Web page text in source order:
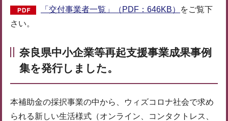
「交付事業者一覧」（PDF：646KB）
をご覧下
さい。
奈良県中小企業等再起支援事業成果事例
集を発行しました。
本補助金の採択事業の中から、ウィズコロナ社会で求め
られる新しい生活様式（オンライン、コンタクトレス、